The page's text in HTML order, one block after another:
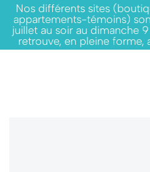
Nos différents sites
appartements-témoins)
juillet au soir au dimanche
retrouve, en pleine forme,